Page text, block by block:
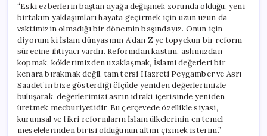
“Eski ezberlerin baştan ayağa değişmek zorunda olduğu, yeni
birtakım yaklaşımları hayata geçirmek için uzun uzun da
vaktimizin olmadığı bir dönemin başındayız. Onun için
diyorum ki İslam dünyasının A’dan Z’ye topyekun bir reform
sürecine ihtiyacı vardır. Reformdan kastım, aslımızdan
kopmak, köklerimizden uzaklaşmak, İslami değerleri bir
kenara bırakmak değil, tam tersi Hazreti Peygamber ve Asrı
Saadet’in bize gösterdiği ölçüde yeniden değerlerimizle
buluşarak, değerlerimizi asrın idraki içerisinde yeniden
üretmek mecburiyetidir. Bu çerçevede özellikle siyasi,
kurumsal ve fikri reformların İslam ülkelerinin en temel
meselelerinden birisi olduğunun altını çizmek isterim.”